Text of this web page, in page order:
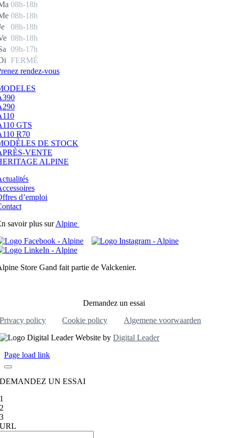
08h-18h
08h-18h
08h-18h
08h-18h
09h-17h
FERMÉ
rendez-vous
GTS
R70
DE STOCK
VENTE
ALPINE
d’emploi
savoir plus surAlpine
Store Gand fait partie de Valckenier.
Demandez un essai
Privacy policy
Cookie policy
Algemene voorwaarden
Website byDigital Leader
Page load link
DEMANDEZ UN ESSAI
1
2
3
URL